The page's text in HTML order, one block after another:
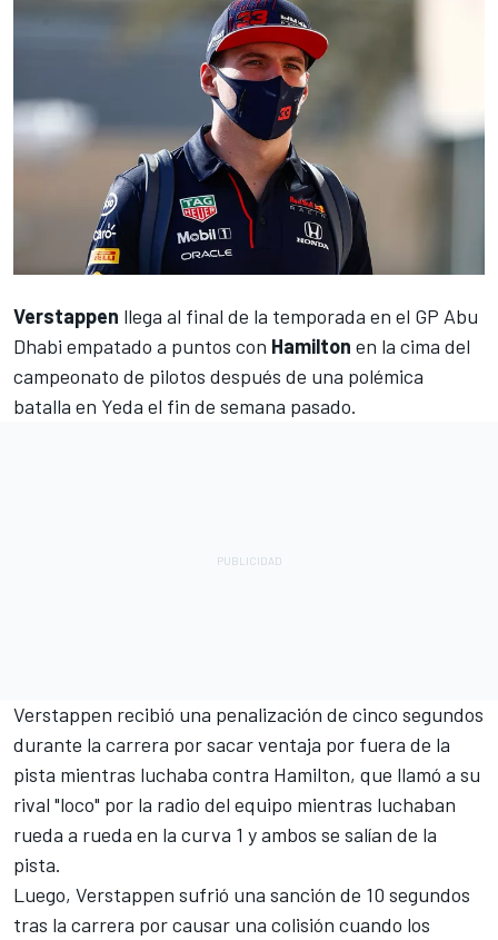
Verstappen llega al final de la temporada en el GP Abu
Dhabi empatado a puntos con Hamilton en la cima del
campeonato de pilotos después de una polémica
batalla en Yeda el fin de semana pasado.
Verstappen recibió una penalización de cinco segundos
durante la carrera por sacar ventaja por fuera de la
pista mientras luchaba contra Hamilton, que llamó a su
rival "loco" por la radio del equipo mientras luchaban
rueda a rueda en la curva 1 y ambos se salían de la
pista.
Luego, Verstappen sufrió una sanción de 10 segundos
tras la carrera por causar una colisión cuando los